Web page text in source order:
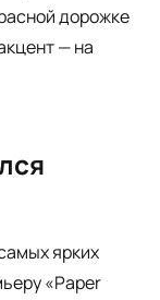
дорожке
— на
ярких
«Paper